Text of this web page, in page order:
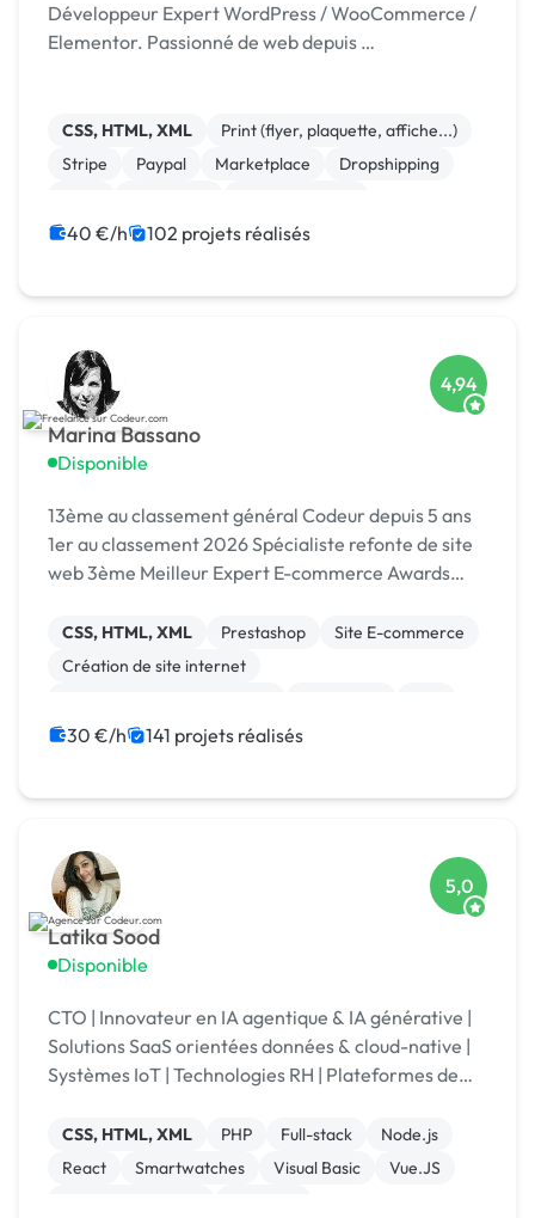
Développeur Expert WordPress / WooCommerce /
Elementor. Passionné de web depuis …
CSS, HTML, XML
Print (flyer, plaquette, affiche...)
Stripe
Paypal Marketplace
Dropshipping
Système de paiement
40 €/h 102 projets réalisés
Marina Bassano
Disponible
4,94
13ème au classement général Codeur depuis 5 ans
1er au classement 2026 Spécialiste refonte de site
web 3ème Meilleur Expert E-commerce Awards
2024
CSS, HTML, XML Prestashop
Site E-commerce
Création de site internet
SEO / GEO
Rédaction Charte graphique
30 €/h 141 projets réalisés
Latika Sood
Disponible
5,0
CTO | Innovateur en IA agentique & IA générative |
Solutions SaaS orientées données & cloud-native |
Systèmes IoT | Technologies RH | Plateformes de
CSS, HTML, XML PHP Full-stack
Node.js
React
Smartwatches Visual Basic
Vue.JS